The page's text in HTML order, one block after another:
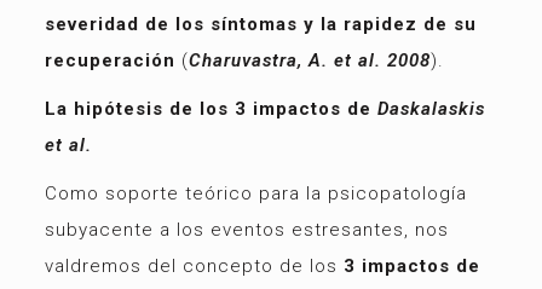
severidad de los síntomas y la rapidez de su
recuperación (Charuvastra, A. et al. 2008).
La hipótesis de los 3 impactos de Daskalaskis
et al.
Como soporte teórico para la psicopatología
subyacente a los eventos estresantes, nos
valdremos del concepto de los 3 impactos de